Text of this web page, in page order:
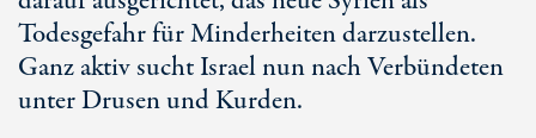
Todesgefahr für Minderheiten darzustellen.
Ganz aktiv sucht Israel nun nach Verbündeten
unter Drusen und Kurden.